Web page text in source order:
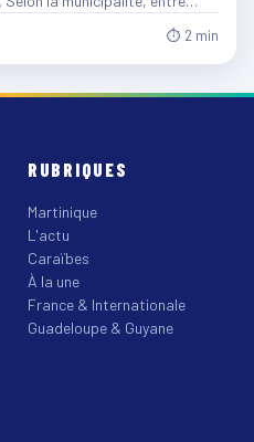
⏱ 2 min
RUBRIQUES
Martinique
L'actu
Caraïbes
À la une
France & Internationale
Guadeloupe & Guyane